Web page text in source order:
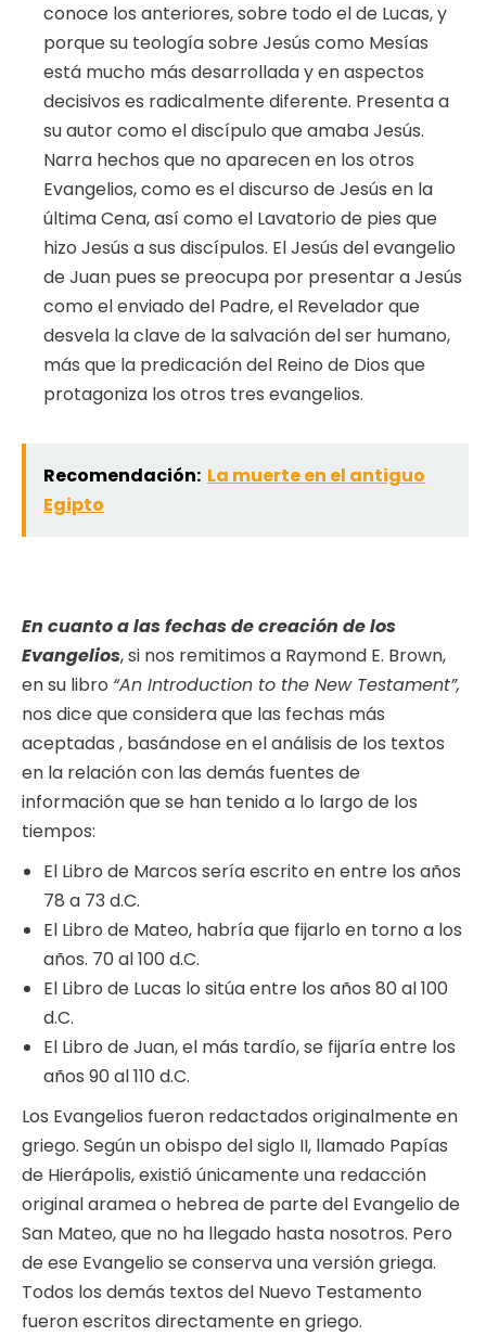
conoce los anteriores, sobre todo el de Lucas, y
porque su teología sobre Jesús como Mesías
está mucho más desarrollada y en aspectos
decisivos es radicalmente diferente. Presenta a
su autor como el discípulo que amaba Jesús.
Narra hechos que no aparecen en los otros
Evangelios, como es el discurso de Jesús en la
última Cena, así como el Lavatorio de pies que
hizo Jesús a sus discípulos. El Jesús del evangelio
de Juan pues se preocupa por presentar a Jesús
como el enviado del Padre, el Revelador que
desvela la clave de la salvación del ser humano,
más que la predicación del Reino de Dios que
protagoniza los otros tres evangelios.
Recomendación: La muerte en el antiguo
Egipto
En cuanto a las fechas de creación de los
Evangelios, si nos remitimos a Raymond E. Brown,
en su libro “An Introduction to the New Testament”,
nos dice que considera que las fechas más
aceptadas , basándose en el análisis de los textos
en la relación con las demás fuentes de
información que se han tenido a lo largo de los
tiempos:
El Libro de Marcos sería escrito en entre los años
78 a 73 d.C.
El Libro de Mateo, habría que fijarlo en torno a los
años. 70 al 100 d.C.
El Libro de Lucas lo sitúa entre los años 80 al 100
d.C.
El Libro de Juan, el más tardío, se fijaría entre los
años 90 al 110 d.C.
Los Evangelios fueron redactados originalmente en
griego. Según un obispo del siglo II, llamado Papías
de Hierápolis, existió únicamente una redacción
original aramea o hebrea de parte del Evangelio de
San Mateo, que no ha llegado hasta nosotros. Pero
de ese Evangelio se conserva una versión griega.
Todos los demás textos del Nuevo Testamento
fueron escritos directamente en griego.